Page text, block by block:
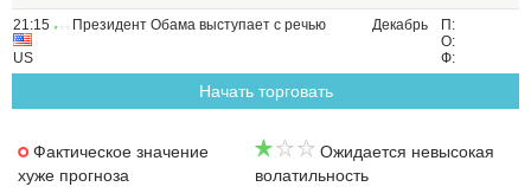
21:15
US
Президент Обама выступает с речью Декабрь
П:
О:
Ф:
Начать торговать
Фактическое значение
хуже прогноза
Ожидается невысокая
волатильность